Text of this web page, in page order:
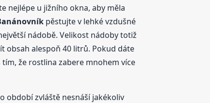
nejlépe u jižního okna, aby měla
pěstujte v lehké vzdušné
nádobě. Velikost nádoby totiž
obsah alespoň 40 litrů. Pokud dáte
že rostlina zabere mnohem více
období zvláště nesnáší jakékoliv